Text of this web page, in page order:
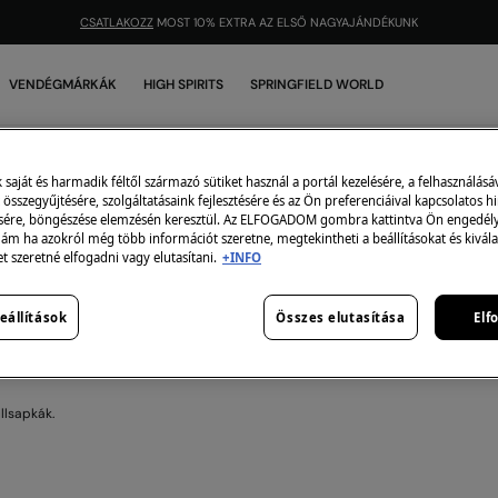
CSATLAKOZZ MOST 10% EXTRA AZ ELSŐ NAGYAJÁNDÉKUNK
VENDÉGMÁRKÁK HIGH SPIRITS SPRINGFIELD WORLD
kategóriában jelenleg nincs termékünk
aggódj, rengeteg átucikkünk van, amelyek megfelelhetnek
és harmadik féltől származó sütiket használ a portál kezelésére, a
szolgáltatásaink fejlesztésére és az Ön preferenciáival kapcsolatos
böngészése elemzésén keresztül. Az ELFOGADOM gombra kattintva Ön
ám ha azokról még több információt szeretne, megtekintheti a beállításokat és
szeretné elfogadni vagy elutasítani. +INFO
Összes elutasítása